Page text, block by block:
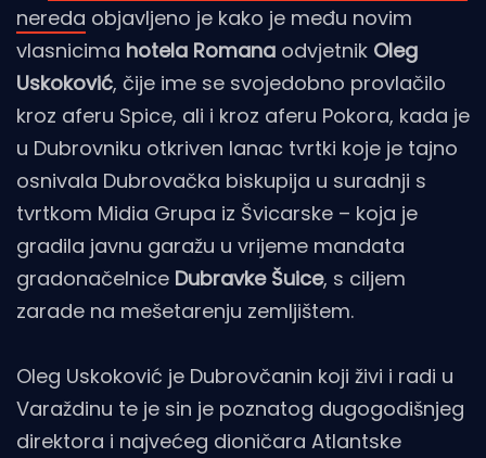
nereda objavljeno je kako je među novim
vlasnicima hotela Romana odvjetnik Oleg
Uskoković, čije ime se svojedobno provlačilo
kroz aferu Spice, ali i kroz aferu Pokora, kada je
u Dubrovniku otkriven lanac tvrtki koje je tajno
osnivala Dubrovačka biskupija u suradnji s
tvrtkom Midia Grupa iz Švicarske – koja je
gradila javnu garažu u vrijeme mandata
gradonačelnice Dubravke Šuice, s ciljem
zarade na mešetarenju zemljištem.
Oleg Uskoković je Dubrovčanin koji živi i radi u
Varaždinu te je sin je poznatog dugogodišnjeg
direktora i najvećeg dioničara Atlantske